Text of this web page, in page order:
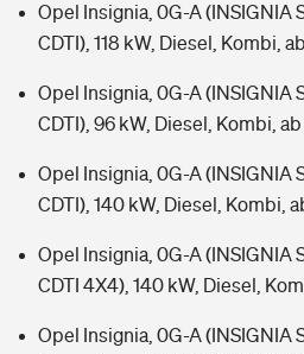
Opel Insignia, 0G-A (INSIGNIA
CDTI), 118 kW, Diesel, Kombi,
Opel Insignia, 0G-A (INSIGNIA
CDTI), 96 kW, Diesel, Kombi,
Opel Insignia, 0G-A (INSIGNIA
CDTI), 140 kW, Diesel, Kombi,
Opel Insignia, 0G-A (INSIGNIA
CDTI 4X4), 140 kW, Diesel,
Opel Insignia, 0G-A (INSIGNIA